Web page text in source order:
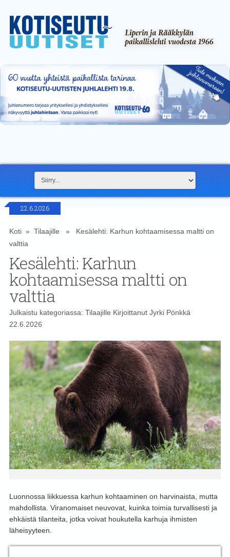
22.6.2026
Koti» Tilaajille » Kesälehti: Karhun kohtaamisessa maltti on
valttia
Kesälehti: Karhun
kohtaamisessa maltti on
valttia
Julkaistu kategoriassa: Tilaajille Kirjoittanut Jyrki Pönkkä
22.6.2026
Luonnossa liikkuessa karhun kohtaaminen on harvinaista, mutta
mahdollista. Viranomaiset neuvovat, kuinka toimia turvallisesti ja
ehkäistä tilanteita, jotka voivat houkutella karhuja ihmisten
läheisyyteen.